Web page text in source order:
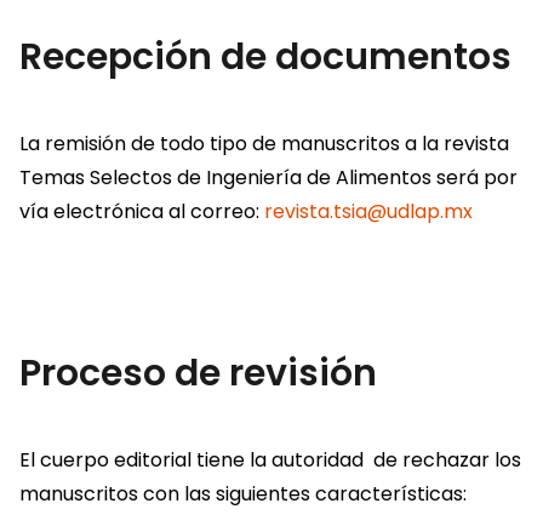
Recepción de documentos
La remisión de todo tipo de manuscritos a la revista
Temas Selectos de Ingeniería de Alimentos será por
vía electrónica al correo: revista.tsia@udlap.mx
Proceso de revisión
El cuerpo editorial tiene la autoridad de rechazar los
manuscritos con las siguientes características: